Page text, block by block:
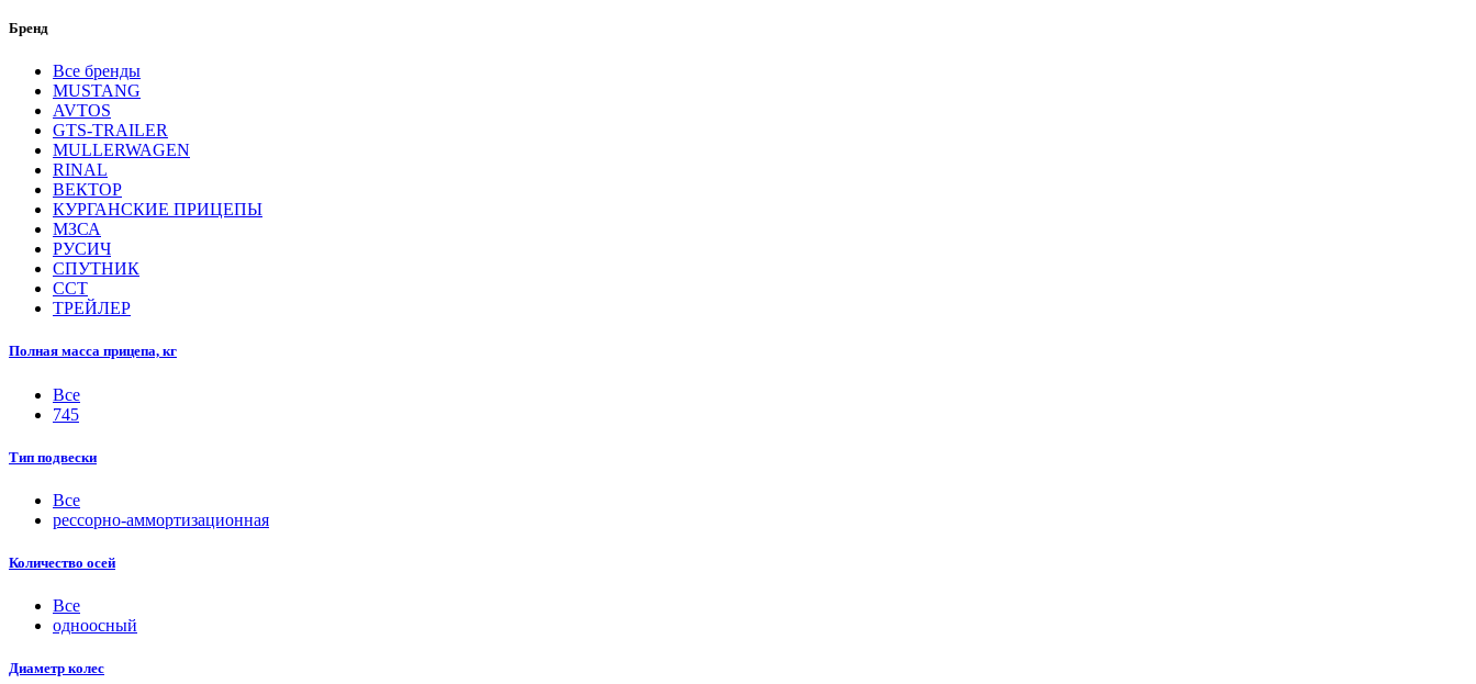
Бренд
Все бренды
MUSTANG
AVTOS
GTS-TRAILER
MULLERWAGEN
RINAL
ВЕКТОР
КУРГАНСКИЕ ПРИЦЕПЫ
МЗСА
РУСИЧ
СПУТНИК
ССТ
ТРЕЙЛЕР
Полная масса прицепа, кг
Все
745
Тип подвески
Все
рессорно-аммортизационная
Количество осей
Все
одноосный
Диаметр колес